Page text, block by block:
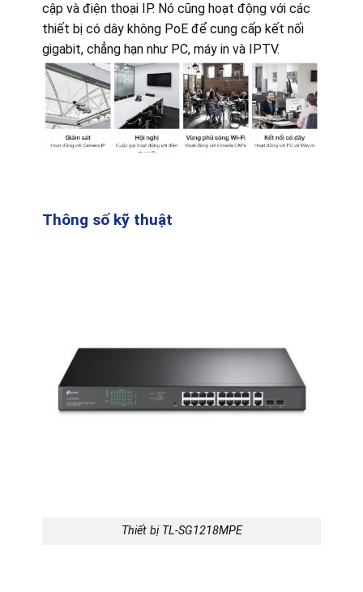
cập và điện thoại IP. Nó cũng hoạt động với các
thiết bị có dây không PoE để cung cấp kết nối
gigabit, chẳng hạn như PC, máy in và IPTV.
Thông số kỹ thuật
Thiết bị TL-SG1218MPE